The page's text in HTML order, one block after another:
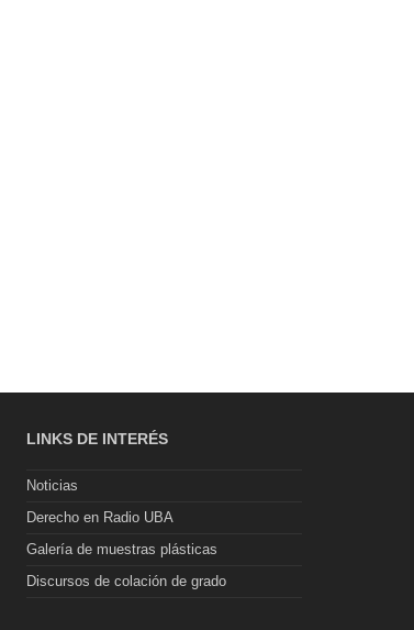
LINKS DE INTERÉS
Noticias
Derecho en Radio UBA
Galería de muestras plásticas
Discursos de colación de grado